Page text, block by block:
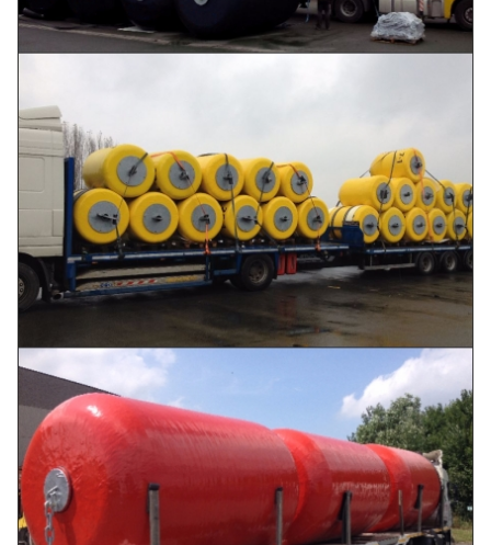
2000×4000L
4000 1110
2200×4500L
Ø
2500×4000L
2500 4000 1386
Ø
2500×5000L
2500 5000 1750
3000×5000L
3000 5000
Ø
3000×6000L
3000 2460
Ø
3300×6500L
6500 2950